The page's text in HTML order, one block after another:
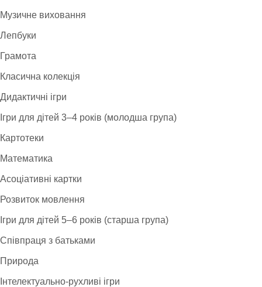
Музичне виховання
Лепбуки
Грамота
Класична колекція
Дидактичні ігри
Ігри для дітей 3–4 років (молодша група)
Картотеки
Математика
Асоціативні картки
Розвиток мовлення
Ігри для дітей 5–6 років (старша група)
Співпраця з батьками
Природа
Інтелектуально-рухливі ігри